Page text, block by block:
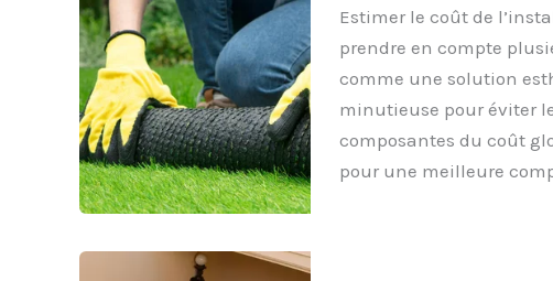
Estimer le coût de
prendre en compte
comme une solution
minutieuse pour éviter
composantes du coût
pour une meilleure